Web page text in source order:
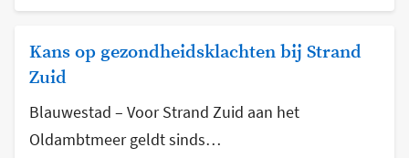
Kans op gezondheidsklachten bij Strand
Zuid
Blauwestad – Voor Strand Zuid aan het
Oldambtmeer geldt sinds…